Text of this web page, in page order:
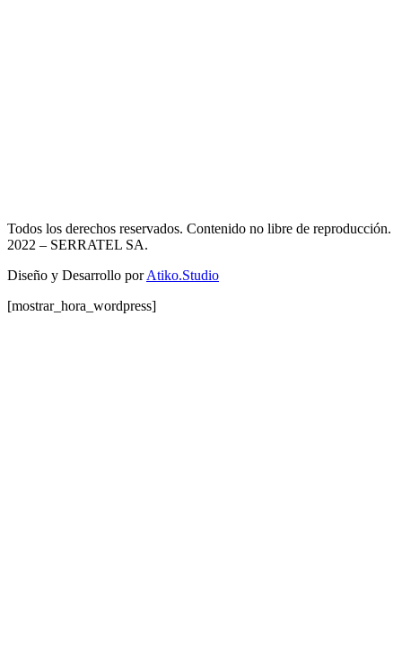
Todos los derechos reservados. Contenido no libre de reproducción.
2022 – SERRATEL SA.
Diseño y Desarrollo porAtiko.Studio
[mostrar_hora_wordpress]